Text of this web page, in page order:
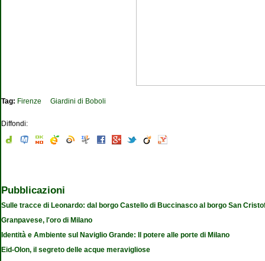
Tag: Firenze Giardini di Boboli
Diffondi:
Pubblicazioni
Sulle tracce di Leonardo: dal borgo Castello di Buccinasco al borgo San
Granpavese, l'oro di Milano
Identità e Ambiente sul Naviglio Grande: Il potere alle porte di Milano
Eid-Olon, il segreto delle acque meravigliose